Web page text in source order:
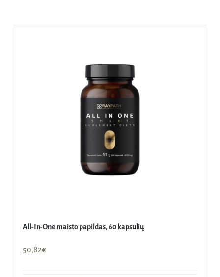
All-In-One maisto papildas, 60 kapsulių
50,82€